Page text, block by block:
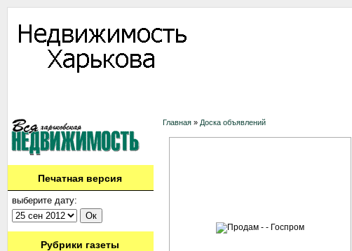
Печатная версия
выберите дату:
Рубрики газеты
Главная » Доска объявлений